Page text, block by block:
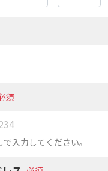
須
入力してください。